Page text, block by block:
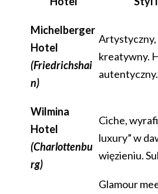
Michelberger
Hotel
(Friedrichshai
n)
Artystyczny,
kreatywny.
autentyczny.
Wilmina
Hotel
(Charlottenbu
rg)
Ciche,
luxury” w
więzieniu.
Glamour